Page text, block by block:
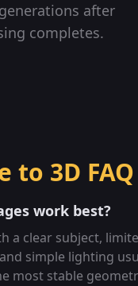
after
completes.
to 3D FAQ
work best?
a clear subject,
simple lighting
most stable